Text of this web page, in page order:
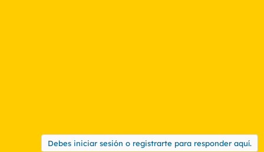
Debes iniciar sesión o registrarte para responder aquí.